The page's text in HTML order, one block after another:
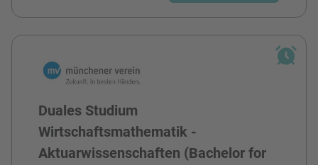
Duales Studium
Wirtschaftsmathematik -
Aktuarwissenschaften (Bachelor for